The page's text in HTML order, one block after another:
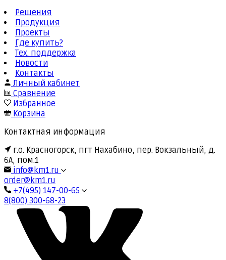
Решения
Продукция
Проекты
Где купить?
Тех. поддержка
Новости
Контакты
Личный кабинет
Сравнение
Избранное
Корзина
Контактная информация
г.о. Красногорск, пгт Нахабино, пер. Вокзальный, д.
6А, пом.1
info@km1.ru
order@km1.ru
+7(495) 147-00-65
8(800) 300-68-23